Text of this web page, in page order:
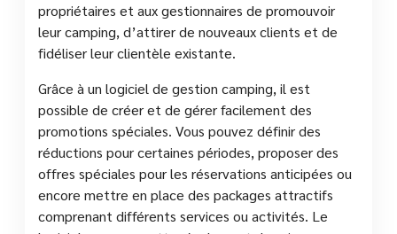
propriétaires et aux gestionnaires de promouvoir
leur camping, d’attirer de nouveaux clients et de
fidéliser leur clientèle existante.
Grâce à un logiciel de gestion camping, il est
possible de créer et de gérer facilement des
promotions spéciales. Vous pouvez définir des
réductions pour certaines périodes, proposer des
offres spéciales pour les réservations anticipées ou
encore mettre en place des packages attractifs
comprenant différents services ou activités. Le